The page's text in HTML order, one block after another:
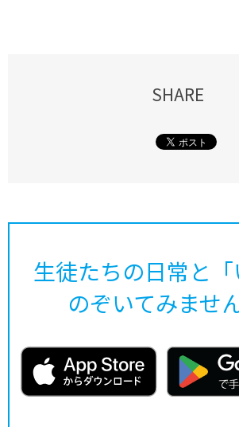
SHARE
生徒たちの日常と
のぞいてみませ